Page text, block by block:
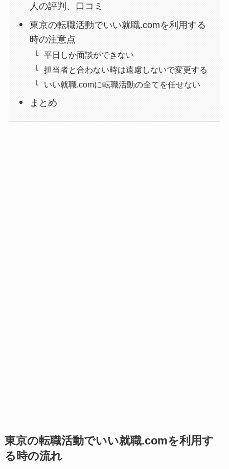
人の評判、口コミ
東京の転職活動でいい就職.comを利用する
時の注意点
平日しか面談ができない
担当者と合わない時は遠慮しないで変更する
いい就職.comに転職活動の全てを任せない
まとめ
東京の転職活動でいい就職.comを利用す
る時の流れ